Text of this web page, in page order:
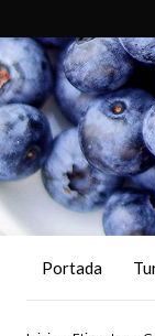
Portada